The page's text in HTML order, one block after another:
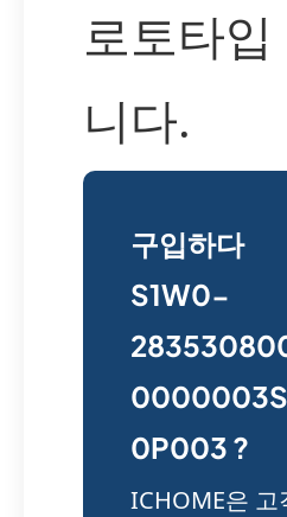
로토타
니다.
구입하다
S1W0-
0P003 ?
ICHOME은 고